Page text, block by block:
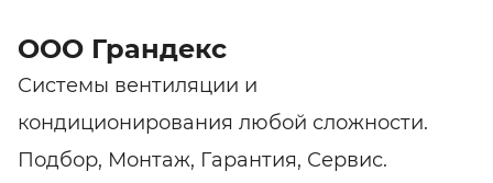
ООО Грандекс
Системы вентиляции и
кондиционирования любой сложности.
Подбор, Монтаж, Гарантия, Сервис.